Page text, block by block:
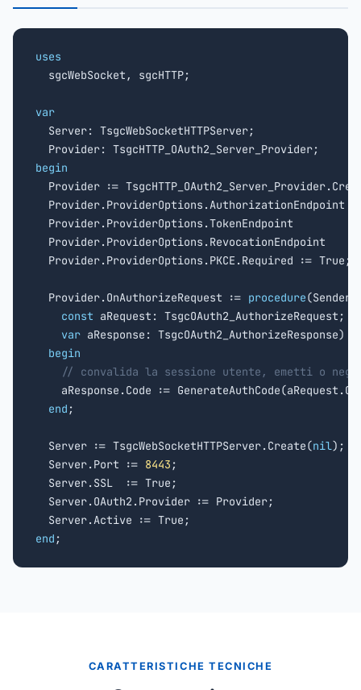
uses
sgcWebSocket, sgcHTTP;
var
Server: TsgcWebSocketHTTPServer;
begin
Provider :=
Provider.ProviderOptions.AuthorizationEndpoint
Provider.ProviderOptions.TokenEndpoint
Provider.ProviderOptions.RevocationEndpoint
  Provider.ProviderOptions.PKCE.Required := True;
  Provider.OnAuthorizeRequest :=
procedure
const aRequest: TsgcOAuth2_AuthorizeRequest;
var aResponse: TsgcOAuth2_AuthorizeResponse)
begin
// convalida la sessione utente, emetti o
aResponse.Code :=
end ;
  Server := TsgcWebSocketHTTPServer.Create(
nil);
  Server.Port :=
8443 ;
  Server.SSL  := True;
  Server.OAuth2.Provider := Provider;
end ;
CARATTERISTICHE TECNICHE